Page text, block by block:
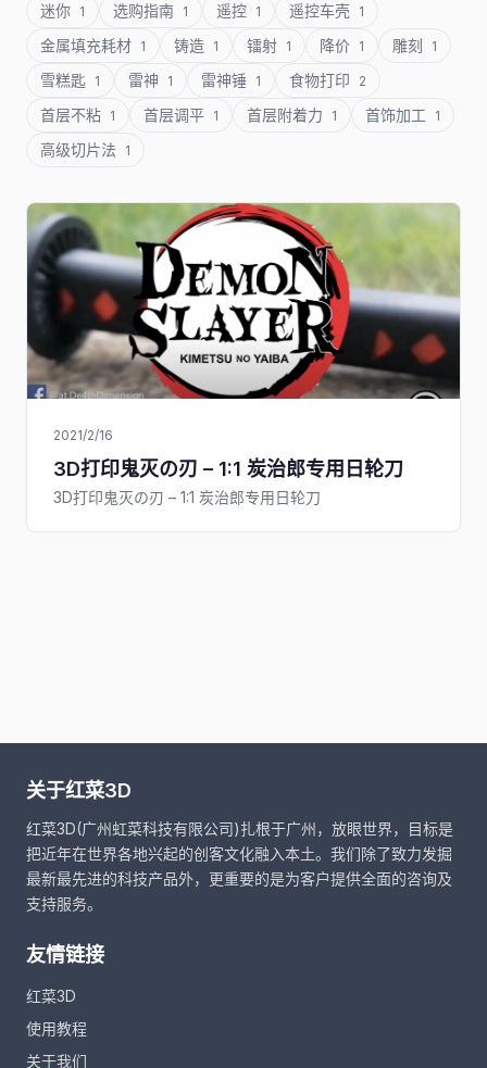
迷你 1 选购指南 1 遥控 1 遥控车壳 1
金属填充耗材 1 铸造 1 镭射 1 降价 1 雕刻 1
雪糕匙 1 雷神 1 雷神锤 1 食物打印 2
首层不粘 1 首层调平 1 首层附着力 1 首饰加工 1
高级切片法 1
2021/2/16
3D打印鬼灭の刃 – 1:1 炭治郎专用日轮刀
3D打印鬼灭の刃 – 1:1 炭治郎专用日轮刀
关于红菜3D
红菜3D(广州虹菜科技有限公司)扎根于广州，放眼世界，目标是
把近年在世界各地兴起的创客文化融入本土。我们除了致力发掘
最新最先进的科技产品外，更重要的是为客户提供全面的咨询及
支持服务。
友情链接
红菜3D
使用教程
关于我们